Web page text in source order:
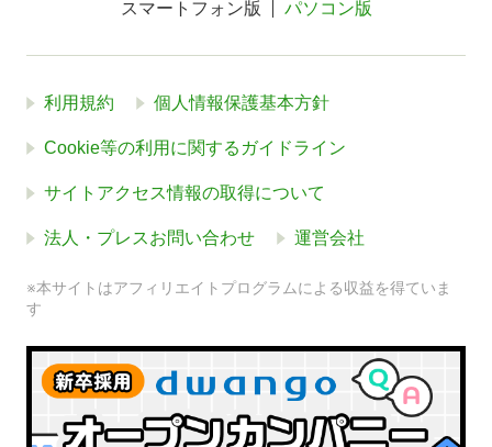
スマートフォン版 パソコン版
利用規約 個人情報保護基本方針
Cookie等の利用に関するガイドライン
サイトアクセス情報の取得について
法人・プレスお問い合わせ 運営会社
※本サイトはアフィリエイトプログラムによる収益を得ていま
す